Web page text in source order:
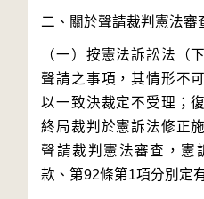
（一）按憲法訴訟法（
聲請之事項，其情形不
以一致決裁定不受理；
終局裁判於憲訴法修正
聲請裁判憲法審查，憲